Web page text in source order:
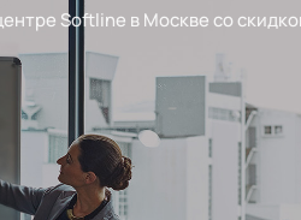
Softline в Москве со